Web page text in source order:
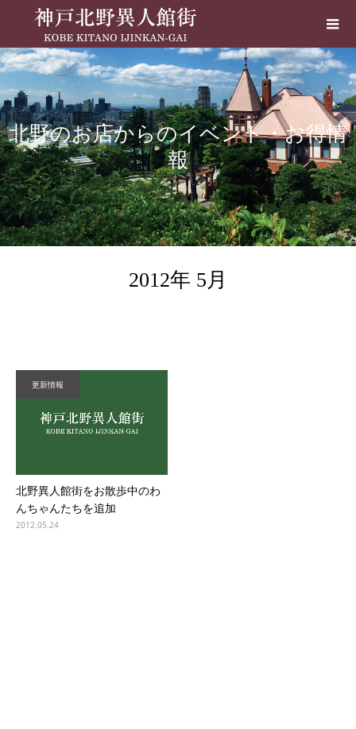
北野のお店からのイベント・お得情
報
2012年 5月
更新情報
北野異人館街をお散歩中のわ
んちゃんたちを追加
2012.05.24